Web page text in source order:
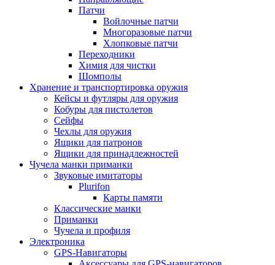
Патчи
Войлочные патчи
Многоразовые патчи
Хлопковые патчи
Переходники
Химия для чистки
Шомполы
Хранение и транспортировка оружия
Кейсы и футляры для оружия
Кобуры для пистолетов
Сейфы
Чехлы для оружия
Ящики для патронов
Ящики для принадлежностей
Чучела манки приманки
Звуковые имитаторы
Plurifon
Карты памяти
Классические манки
Приманки
Чучела и профиля
Электроника
GPS-Навигаторы